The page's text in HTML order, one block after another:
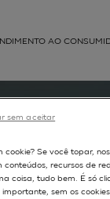
AO
cookie? Se você topar,
conteúdos, recursos de
coisa, tudo bem. É só
sem os
sem aceitar